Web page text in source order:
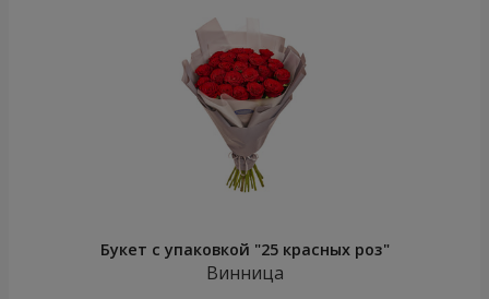
Букет с упаковкой "25 красных роз"
Винница